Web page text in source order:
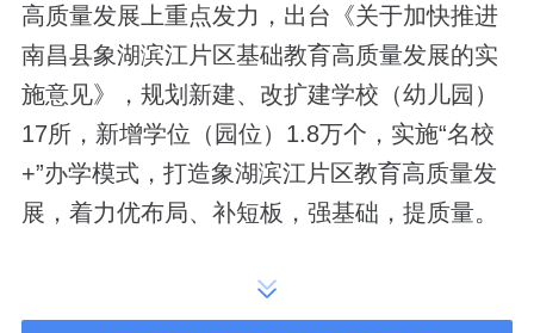
高质量发展上重点发力，出台《关于加快推进
南昌县象湖滨江片区基础教育高质量发展的实
施意见》，规划新建、改扩建学校（幼儿园）
17所，新增学位（园位）1.8万个，实施“名校
+”办学模式，打造象湖滨江片区教育高质量发
展，着力优布局、补短板，强基础，提质量。
近两年，在象湖滨江片区累计投入资金6.87亿
元，新建、改扩建学校4所，新增高中学位